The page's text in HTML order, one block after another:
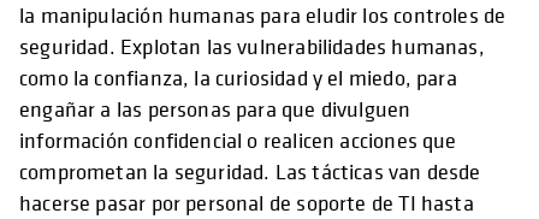
la manipulación humanas para eludir los controles de
seguridad. Explotan las vulnerabilidades humanas,
como la confianza, la curiosidad y el miedo, para
engañar a las personas para que divulguen
información confidencial o realicen acciones que
comprometan la seguridad. Las tácticas van desde
hacerse pasar por personal de soporte de TI hasta